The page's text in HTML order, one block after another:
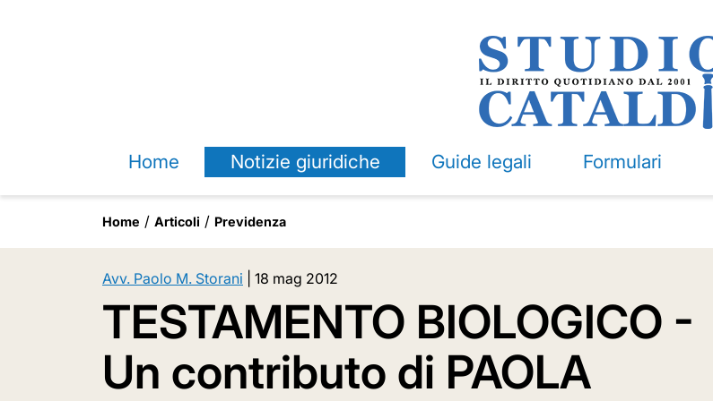
Home Notizie giuridiche Guide legali Formulari
Home Articoli Previdenza
Avv. Paolo M. Storani 18 mag 2012
TESTAMENTO BIOLOGICO -
Un contributo di PAOLA